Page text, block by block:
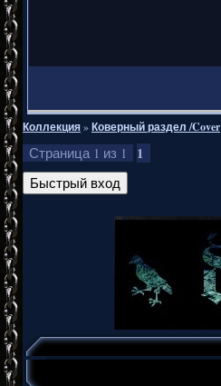
Коллекция»Коверный раздел /Cover
Страница 1 из 1 1